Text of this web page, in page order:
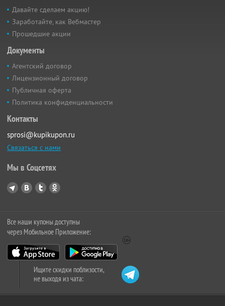
Давайте сделаем акцию!
Заработайте, как Вебмастер
Прошедшие акции
Документы
Агентский договор
Лицензионный договор
Публичная оферта
Политика конфиденциальности
Контакты
sprosi@kupikupon.ru
Связаться с нами
Мы в Соцсетях
Все наши купоны доступны
через Мобильное Приложение:
Ищите скидки поблизости,
не выходя из чата: